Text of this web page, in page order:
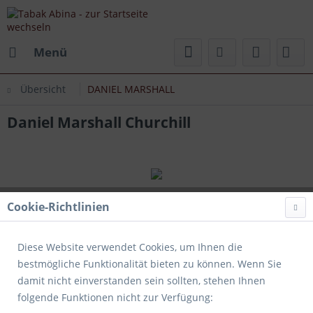
Menü
Übersicht DANIEL MARSHALL
Daniel Marshall Churchill
Cookie-Richtlinien
Diese Website verwendet Cookies, um Ihnen die
bestmögliche Funktionalität bieten zu können. Wenn Sie
damit nicht einverstanden sein sollten, stehen Ihnen
folgende Funktionen nicht zur Verfügung: